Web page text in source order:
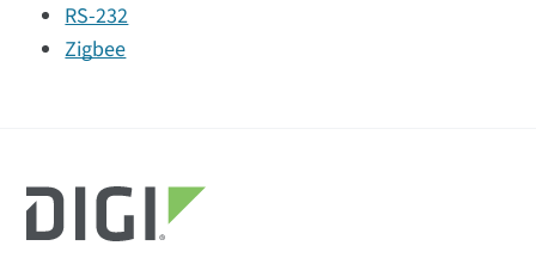
RS-232
Zigbee